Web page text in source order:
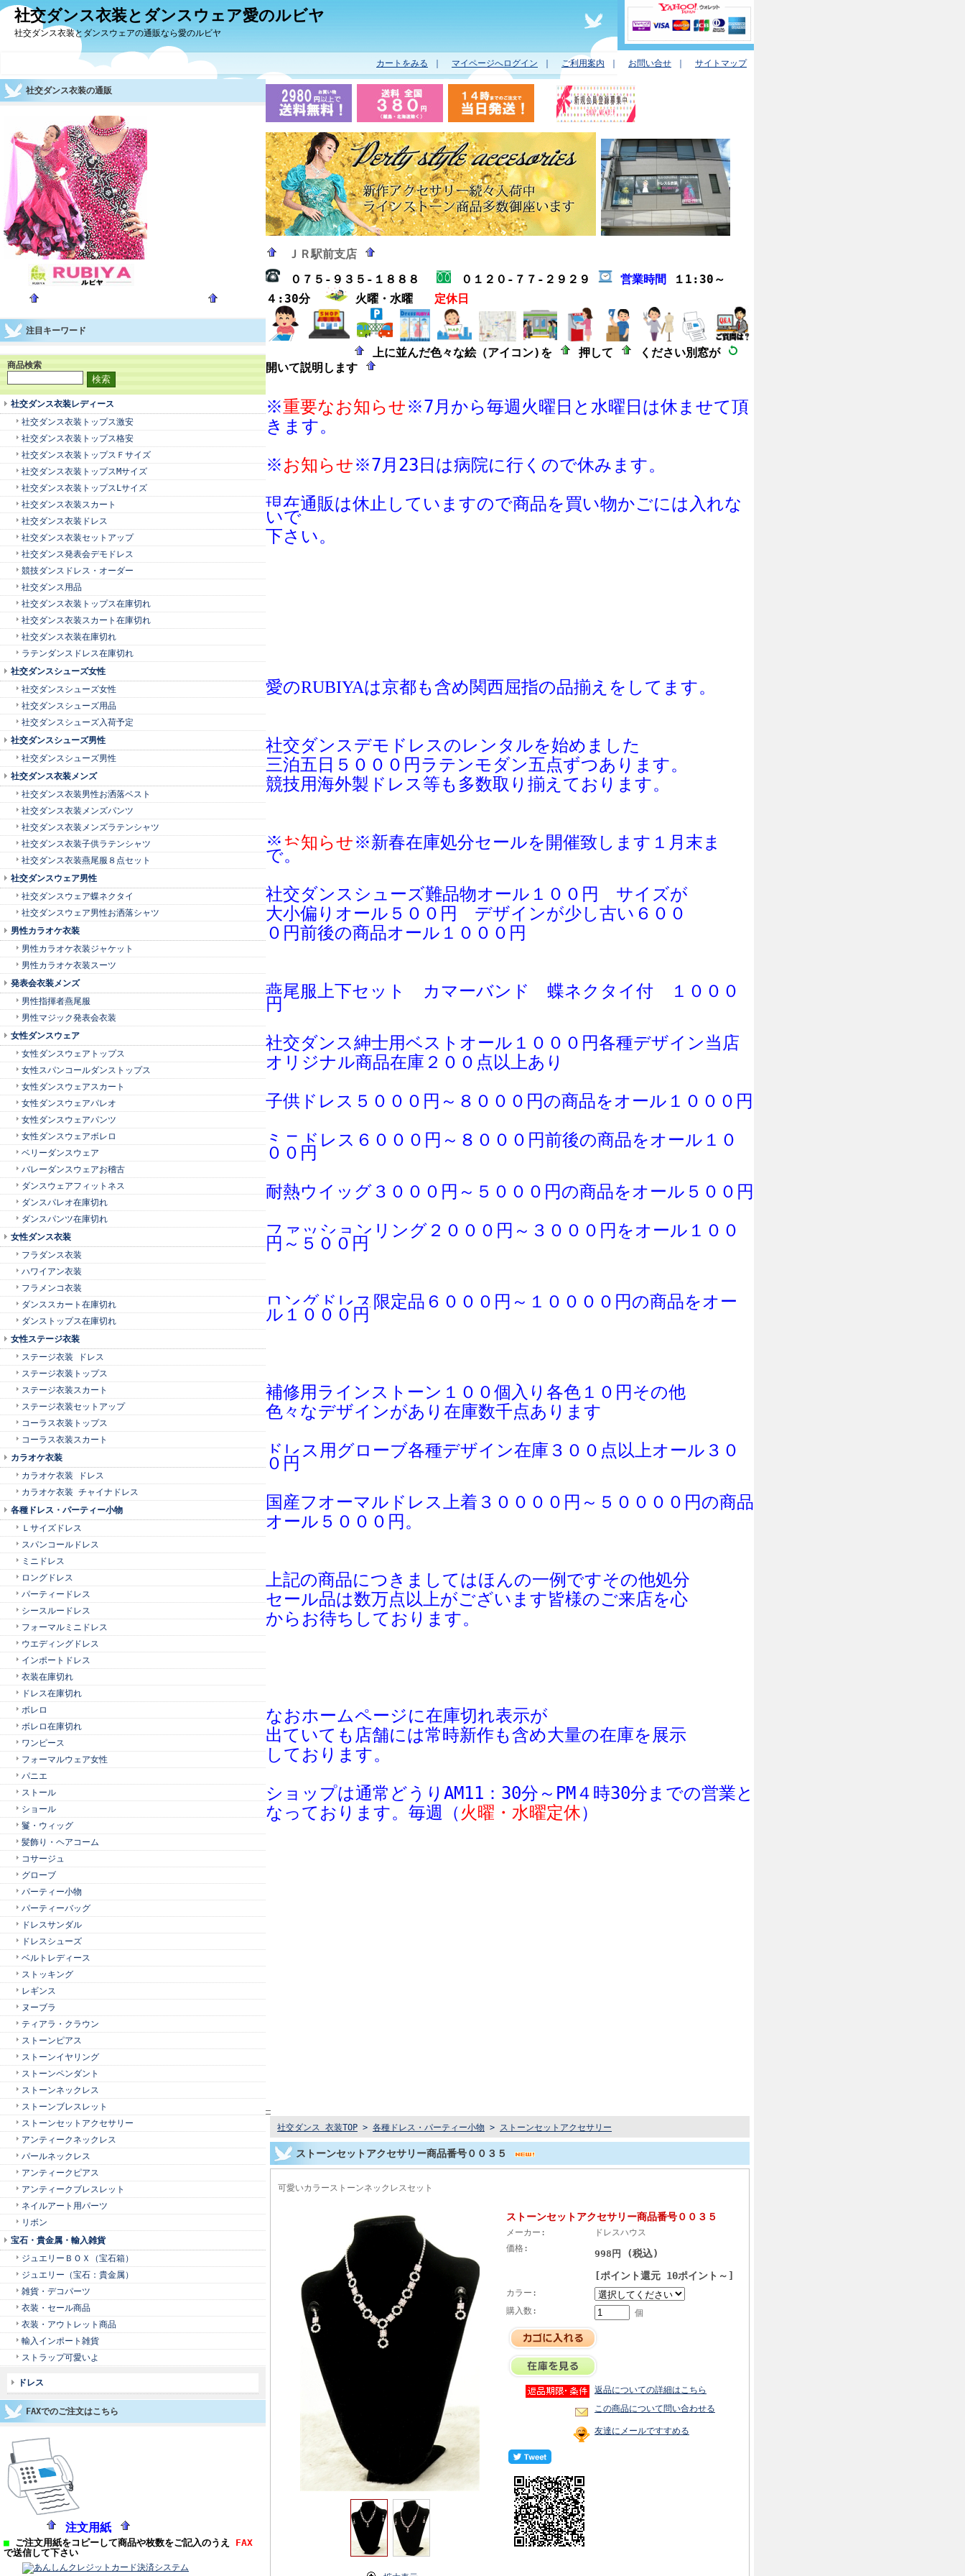
社交ダンス衣装とダンスウェア愛のルビヤ
社交ダンス衣装とダンスウェアの通販なら愛のルビヤ
カートをみる ｜ マイページへログイン ｜ ご利用案内 ｜ お問い合せ ｜ サイトマップ
社交ダンス衣装の通販
注目キーワード
商品検索
社交ダンス衣装レディース
社交ダンス衣装トップス激安
社交ダンス衣装トップス格安
社交ダンス衣装トップスＦサイズ
社交ダンス衣装トップスMサイズ
社交ダンス衣装トップスLサイズ
社交ダンス衣装スカート
社交ダンス衣装ドレス
社交ダンス衣装セットアップ
社交ダンス発表会デモドレス
競技ダンスドレス・オーダー
社交ダンス用品
社交ダンス衣装トップス在庫切れ
社交ダンス衣装スカート在庫切れ
社交ダンス衣装在庫切れ
ラテンダンスドレス在庫切れ
社交ダンスシューズ女性
社交ダンスシューズ女性
社交ダンスシューズ用品
社交ダンスシューズ入荷予定
社交ダンスシューズ男性
社交ダンスシューズ男性
社交ダンス衣装メンズ
社交ダンス衣装男性お洒落ベスト
社交ダンス衣装メンズパンツ
社交ダンス衣装メンズラテンシャツ
社交ダンス衣装子供ラテンシャツ
社交ダンス衣装燕尾服８点セット
社交ダンスウェア男性
社交ダンスウェア蝶ネクタイ
社交ダンスウェア男性お洒落シャツ
男性カラオケ衣装
男性カラオケ衣装ジャケット
男性カラオケ衣装スーツ
発表会衣装メンズ
男性指揮者燕尾服
男性マジック発表会衣装
女性ダンスウェア
女性ダンスウェアトップス
女性スパンコールダンストップス
女性ダンスウェアスカート
女性ダンスウェアパレオ
女性ダンスウェアパンツ
女性ダンスウェアボレロ
ベリーダンスウェア
バレーダンスウェアお稽古
ダンスウェアフィットネス
ダンスパレオ在庫切れ
ダンスパンツ在庫切れ
女性ダンス衣装
フラダンス衣装
ハワイアン衣装
フラメンコ衣装
ダンススカート在庫切れ
ダンストップス在庫切れ
女性ステージ衣装
ステージ衣装 ドレス
ステージ衣装トップス
ステージ衣装スカート
ステージ衣装セットアップ
コーラス衣装トップス
コーラス衣装スカート
カラオケ衣装
カラオケ衣装 ドレス
カラオケ衣装 チャイナドレス
各種ドレス・パーティー小物
Ｌサイズドレス
スパンコールドレス
ミニドレス
ロングドレス
パーティードレス
シースルードレス
フォーマルミニドレス
ウエディングドレス
インポートドレス
衣装在庫切れ
ドレス在庫切れ
ボレロ
ボレロ在庫切れ
ワンピース
フォーマルウェア女性
パニエ
ストール
ショール
鬘・ウィッグ
髪飾り・ヘアコーム
コサージュ
グローブ
パーティー小物
パーティーバッグ
ドレスサンダル
ドレスシューズ
ベルトレディース
ストッキング
レギンス
ヌーブラ
ティアラ・クラウン
ストーンピアス
ストーンイヤリング
ストーンペンダント
ストーンネックレス
ストーンブレスレット
ストーンセットアクセサリー
アンティークネックレス
パールネックレス
アンティークピアス
アンティークブレスレット
ネイルアート用パーツ
リボン
宝石・貴金属・輸入雑貨
ジュエリーＢＯＸ（宝石箱）
ジュエリー（宝石：貴金属）
雑貨・デコパーツ
衣装・セール商品
衣装・アウトレット商品
輸入インポート雑貨
ストラップ可愛いよ
ドレス
FAXでのご注文はこちら
注文用紙
■ ご注文用紙をコピーして商品や枚数をご記入のうえ FAX
で送信して下さい
ＪＲ駅前支店
０７５-９３５-１８８８
０１２０-７７-２９２９ 営業時間 １1:30 ～
４:30分
火曜・水曜 定休日
上に並んだ色々な絵（アイコン)を 押して
ください別窓が
開いて説明します
※重要なお知らせ※7月から毎週火曜日と水曜日は休ませて頂
きます。
※お知らせ※7月23日は病院に行くので休みます。
現在通販は休止していますので商品を買い物かごには 入れな
いで
下さい。
愛のRUBIYAは京都も含め関西屈指の品揃えをしてま す。
社交ダンスデモドレスのレンタルを始めました
三泊五日５０００円ラテンモダン五点ずつあります。
競技用海外製ドレス等も多数取り揃えております。
※お知らせ※新春在庫処分セールを開催致します１月末ま
で。
社交ダンスシューズ難品物オール１００円 サイズが
大小偏りオール５００円 デザインが少し古い６００
０円前後の商品オール１０００円
燕尾服上下セット カマーバンド 蝶ネクタイ付 １０００
円
社交ダンス紳士用ベストオール１０００円各種デザイン当店
オリジナル商品在庫２００点以上あり
子供ドレス５０００円～８０００円の商品をオール１０００円
ミニドレス６０００円～８０００円前後の商品をオール１０
００円
耐熱ウイッグ３０００円～５０００円の商品をオール５００円
ファッションリング２０００円～３０００円をオール１００
円～５００円
ロングドレス限定品６０００円～１００００円の商品をオー
ル１０００円
補修用ラインストーン１００個入り各色１０円その他
色々なデザインがあり在庫数千点あります
ドレス用グローブ各種デザイン在庫３００点以上オール３０
０円
国産フオーマルドレス上着３００００円～５００００円の商品
オール５０００円。
上記の商品につきましてはほんの一例ですその他処分
セール品は数万点以上がございます皆様のご来店を心
からお待ちしております。
なおホームページに在庫切れ表示が
出て いても 店舗には常時新作も含め大量の在庫を展示
しております。
ショップは通常 どう り AM11：30分～ PM４時30分までの営業と
なっております。毎週
（火曜・水曜定休）
社交ダンス 衣装TOP > 各種ドレス・パーティー小物 > ストーンセットアクセサリー
ストーンセットアクセサリー商品番号００３５
可愛いカラーストーンネックレスセット
ストーンセットアクセサリー商品番号００３５
メーカー:
ドレスハウス
価格:
998円
(税込)
[ポイント還元 10ポイント～]
カラー:
購入数:
個
返品についての詳細はこちら
この商品について問い合わせる
友達にメールですすめる